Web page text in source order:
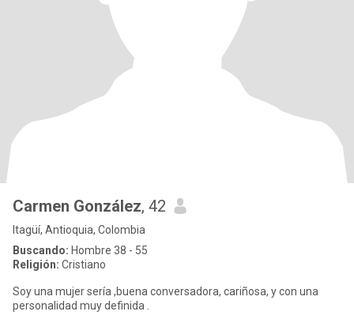
Carmen González, 42
Itagüí, Antioquia, Colombia
Buscando: Hombre 38 - 55
Religión: Cristiano
Soy una mujer sería ,buena conversadora, cariñosa, y con una
personalidad muy definida .